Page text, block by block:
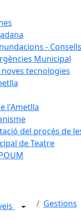
- Consells
Municipal
tecnologies
l'Ametlla
del procés de
de Teatre
Gestions